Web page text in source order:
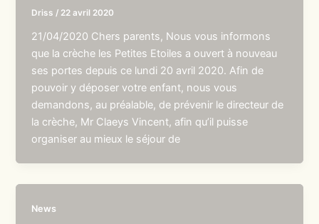
Driss / 22 avril 2020
21/04/2020 Chers parents, Nous vous informons
que la crèche les Petites Etoiles a ouvert à nouveau
ses portes depuis ce lundi 20 avril 2020. Afin de
pouvoir y déposer votre enfant, nous vous
demandons, au préalable, de prévenir le directeur de
la crèche, Mr Claeys Vincent, afin qu’il puisse
organiser au mieux le séjour de
News